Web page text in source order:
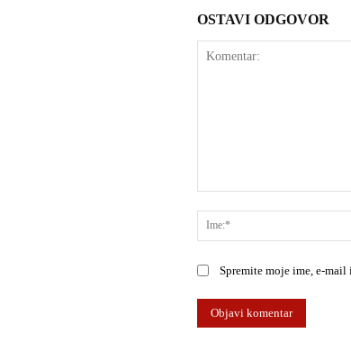
OSTAVI ODGOVOR
Spremite moje ime, e-